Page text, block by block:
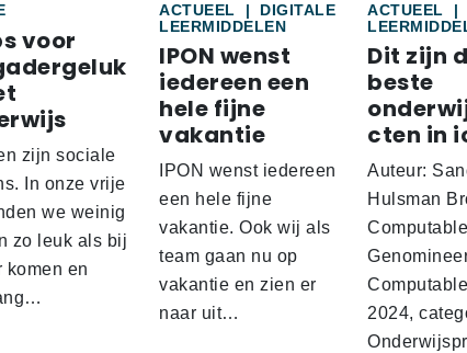
voor
zijn sociale
In onze vrije
we weinig
zo leuk als bij
komen en
ACTUEEL |
DIGITALE
LEERMIDDELEN
IPON wenst
iedereen een
hele fijne
vakantie
IPON wenst iedereen
een hele fijne
vakantie. Ook wij als
team gaan nu op
vakantie en zien er
naar uit…
ACTUEEL
|
Dit zijn
beste
cten in
Auteur:
Hulsman
Computable
2024,